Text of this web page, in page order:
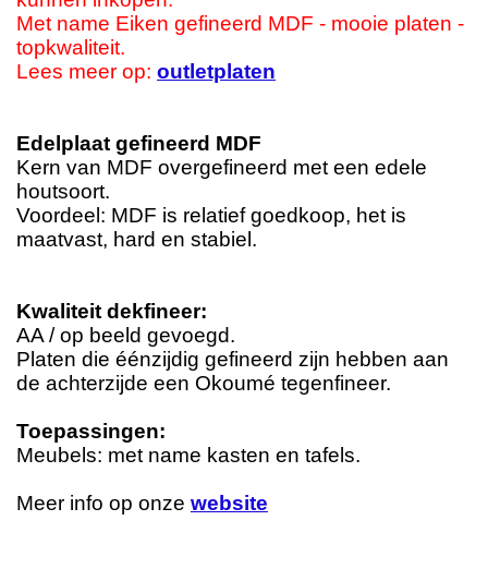
Met name Eiken gefineerd MDF - mooie platen -
topkwaliteit.
Lees meer op: outletplaten
Edelplaat gefineerd MDF
Kern van MDF overgefineerd met een edele
houtsoort.
Voordeel: MDF is relatief goedkoop, het is
maatvast, hard en stabiel.
Kwaliteit dekfineer:
AA / op beeld gevoegd.
Platen die éénzijdig gefineerd zijn hebben aan
de achterzijde een Okoumé tegenfineer.
Toepassingen:
Meubels: met name kasten en tafels.
Meer info op onze website